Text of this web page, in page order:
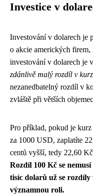
Investice v
Investování v dolarech je
o akcie amerických
investování v dolarech je
zdánlivě malý rozdíl v
nezanedbatelný rozdíl v
zvláště při větších
Pro příklad, pokud je
za 1000 USD, zaplatíte
centů vyšší, tedy 22,60
Rozdíl 100 Kč se
tisíc dolarů už se
významnou roli.